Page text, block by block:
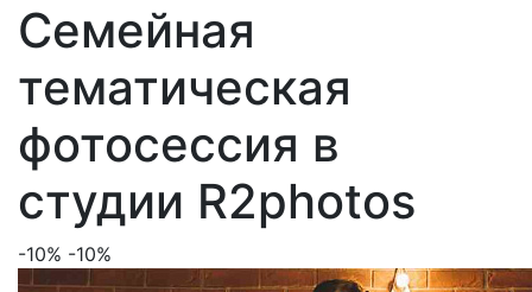
Семейная
тематическая
фотосессия в
студии R2photos
-10% -10%